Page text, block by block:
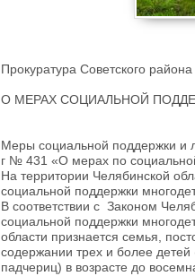
Прокуратура Советского
О МЕРАХ СОЦИАЛЬНОЙ
Меры социальной поддержки и
г № 431 «О мерах по
На территории Челябинской
социальной поддержки
В соответствии с Законом
социальной поддержки
области признается семья,
содержании трех и более
падчериц) в возрасте до